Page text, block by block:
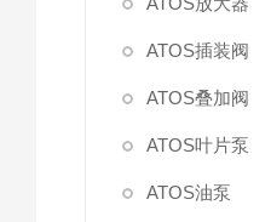
ATOS插装阀
ATOS叠加阀
ATOS叶片泵
ATOS油泵